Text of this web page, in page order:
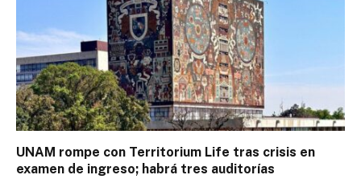
UNAM rompe con Territorium Life tras crisis en
examen de ingreso; habrá tres auditorías